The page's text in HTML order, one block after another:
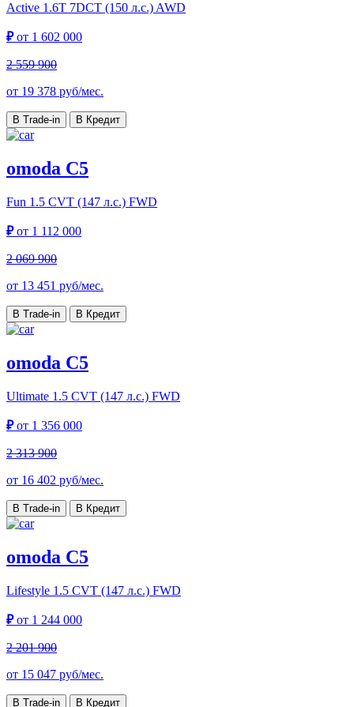
Active 1.6T 7DCT (150 л.с.) AWD
₽от 1 602 000
2 559 900
от 19 378 руб/мес.
В Trade-in В Кредит
omoda C5
Fun 1.5 CVT (147 л.с.) FWD
₽от 1 112 000
2 069 900
от 13 451 руб/мес.
В Trade-in В Кредит
omoda C5
Ultimate 1.5 CVT (147 л.с.) FWD
₽от 1 356 000
2 313 900
от 16 402 руб/мес.
В Trade-in В Кредит
omoda C5
Lifestyle 1.5 CVT (147 л.с.) FWD
₽от 1 244 000
2 201 900
от 15 047 руб/мес.
В Trade-in В Кредит